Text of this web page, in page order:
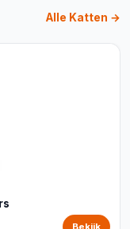
Alle Katten →
Bekijk